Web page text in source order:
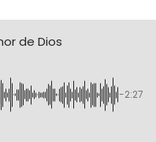
de Dios
-2:27